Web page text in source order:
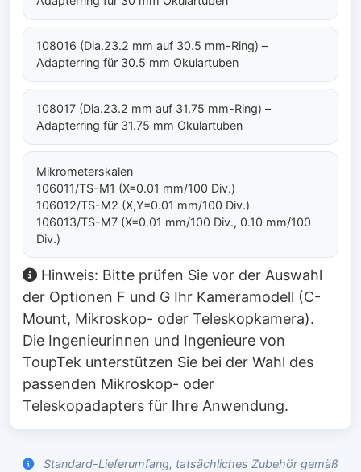
108016 (Dia.23.2 mm auf 30.5 mm-Ring) –
Adapterring für 30.5 mm Okulartuben
108017 (Dia.23.2 mm auf 31.75 mm-Ring) –
Adapterring für 31.75 mm Okulartuben
Mikrometerskalen
106011/TS-M1 (X=0.01 mm/100 Div.)
106012/TS-M2 (X,Y=0.01 mm/100 Div.)
106013/TS-M7 (X=0.01 mm/100 Div., 0.10 mm/100
Div.)
Hinweis: Bitte prüfen Sie vor der Auswahl
der Optionen F und G Ihr Kameramodell (C-
Mount, Mikroskop- oder Teleskopkamera).
Die Ingenieurinnen und Ingenieure von
ToupTek unterstützen Sie bei der Wahl des
passenden Mikroskop- oder
Teleskopadapters für Ihre Anwendung.
Standard-Lieferumfang, tatsächliches Zubehör gemäß